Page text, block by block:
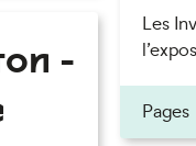
-
Les
Pages